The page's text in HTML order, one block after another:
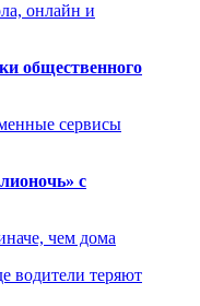
онлайн и
общественного
сервисы
с
чем дома
водители теряют